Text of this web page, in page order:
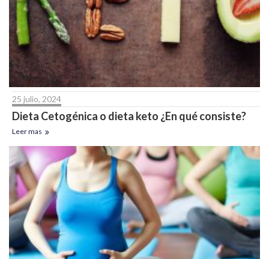
25 julio, 2024
Dieta Cetogénica o dieta keto ¿En qué consiste?
Leer mas